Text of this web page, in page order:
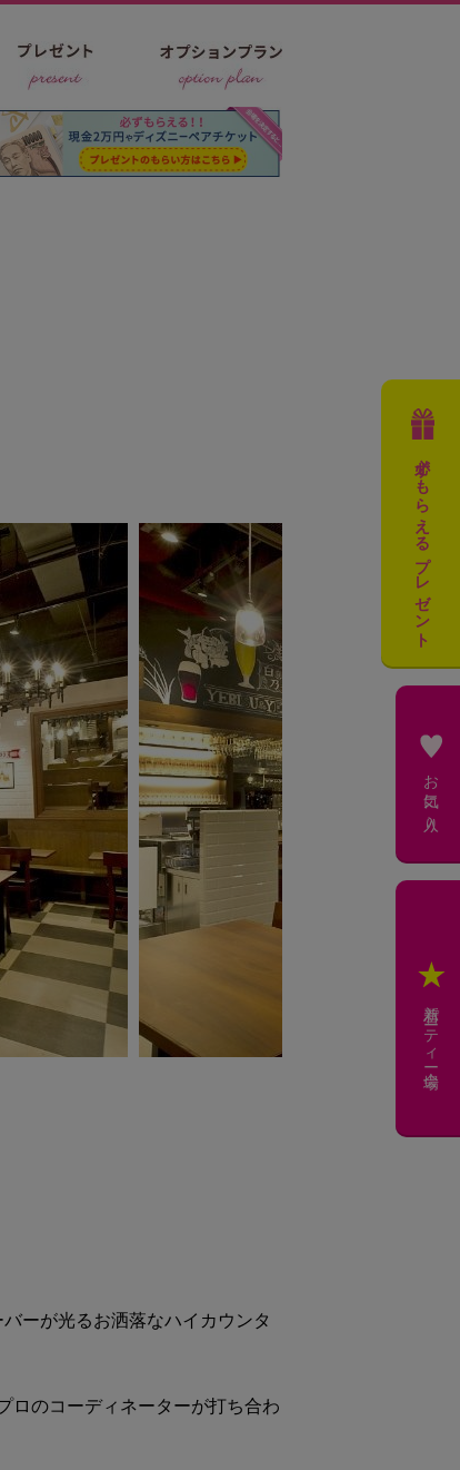
ーが光るお洒落なハイカウンタ
ロのコーディネーターが打ち合わ
必ずもらえるプレゼント
お気に入り
新着パーティー会場